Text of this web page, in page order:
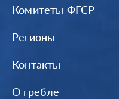
Комитеты ФГСР
Регионы
Контакты
О гребле